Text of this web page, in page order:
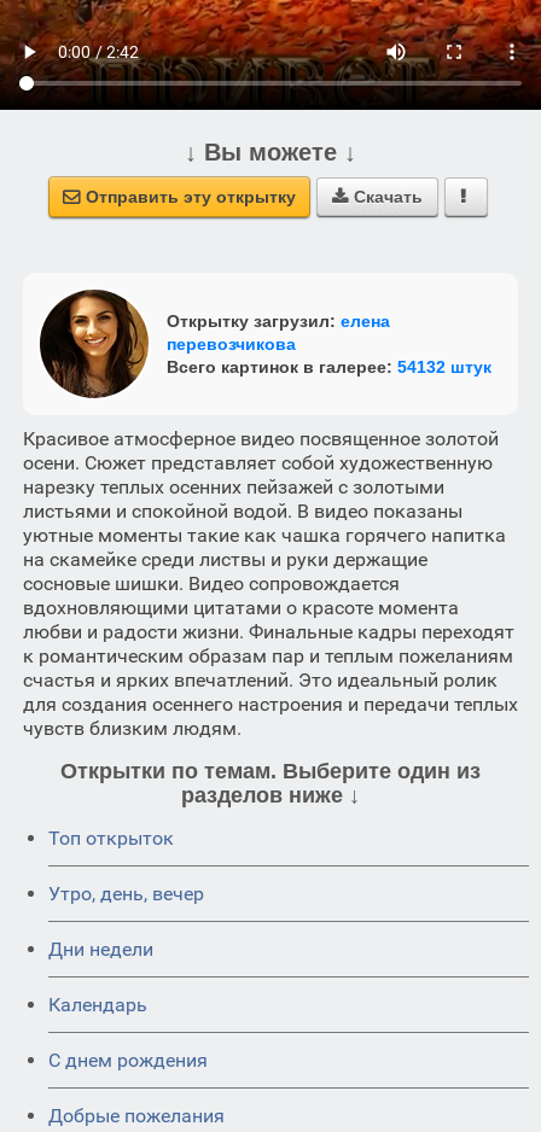
↓ Вы можете ↓
 Отправить эту открытку  Скачать 
Открытку загрузил: елена
перевозчикова
Всего картинок в галерее: 54132 штук
Красивое атмосферное видео посвященное золотой
осени. Сюжет представляет собой художественную
нарезку теплых осенних пейзажей с золотыми
листьями и спокойной водой. В видео показаны
уютные моменты такие как чашка горячего напитка
на скамейке среди листвы и руки держащие
сосновые шишки. Видео сопровождается
вдохновляющими цитатами о красоте момента
любви и радости жизни. Финальные кадры переходят
к романтическим образам пар и теплым пожеланиям
счастья и ярких впечатлений. Это идеальный ролик
для создания осеннего настроения и передачи теплых
чувств близким людям.
Открытки по темам. Выберите один из
разделов ниже ↓
Топ открыток
Утро, день, вечер
Дни недели
Календарь
C днем рождения
Добрые пожелания